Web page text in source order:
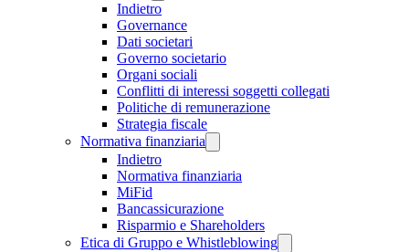
Indietro
Governance
Dati societari
Governo societario
Organi sociali
Conflitti di interessi soggetti collegati
Politiche di remunerazione
Strategia fiscale
Normativa finanziaria
Indietro
Normativa finanziaria
MiFid
Bancassicurazione
Risparmio e Shareholders
Etica di Gruppo e Whistleblowing